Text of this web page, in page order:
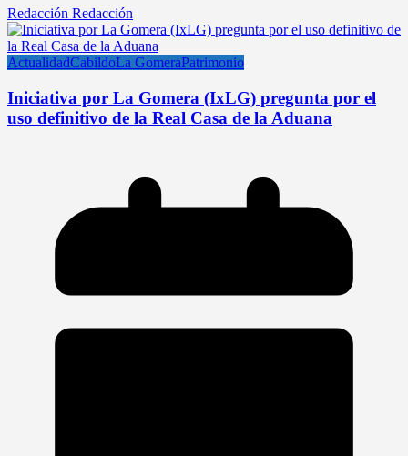
Redacción Redacción
ActualidadCabildoLa GomeraPatrimonio
Iniciativa por La Gomera (IxLG) pregunta por el
uso definitivo de la Real Casa de la Aduana